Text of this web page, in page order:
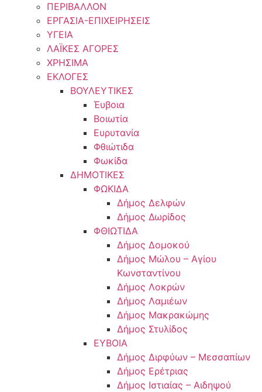
ΠΕΡΙΒΑΛΛΟΝ
ΕΡΓΑΣΙΑ-ΕΠΙΧΕΙΡΗΣΕΙΣ
ΥΓΕΙΑ
ΛΑΪΚΕΣ ΑΓΟΡΕΣ
ΧΡΗΣΙΜΑ
ΕΚΛΟΓΕΣ
ΒΟΥΛΕΥΤΙΚΕΣ
Έυβοια
Βοιωτία
Ευρυτανία
Φθιώτιδα
Φωκίδα
ΔΗΜΟΤΙΚΕΣ
ΦΩΚΙΔΑ
Δήμος Δελφών
Δήμος Δωρίδος
ΦΘΙΩΤΙΔΑ
Δήμος Δομοκού
Δήμος Μώλου – Αγίου
Κωνσταντίνου
Δήμος Λοκρών
Δήμος Λαμιέων
Δήμος Μακρακώμης
Δήμος Στυλίδος
ΕΥΒΟΙΑ
Δήμος Διρφύων – Μεσσαπίων
Δήμος Ερέτριας
Δήμος Ιστιαίας – Αιδηψού